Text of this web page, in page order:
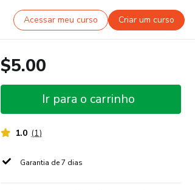
Acessar meu curso Criar um curso
$5.00
Ir para o carrinho
1.0 (1)
Garantia de 7 dias